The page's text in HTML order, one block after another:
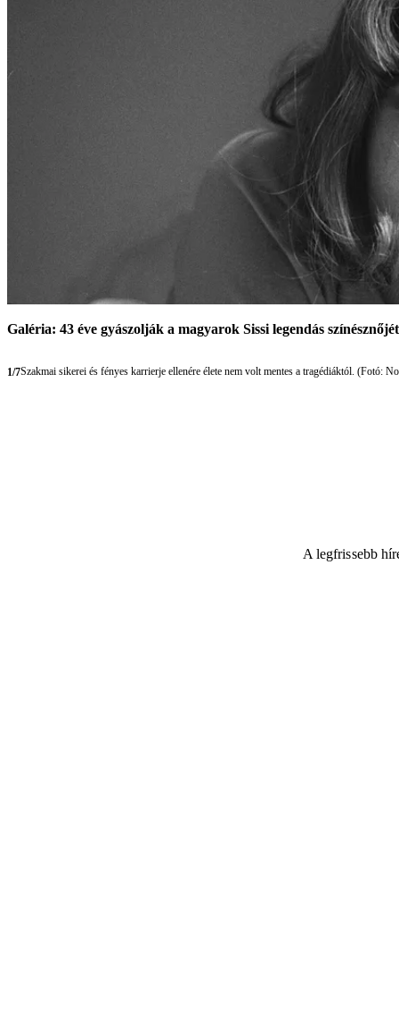
Galéria: 43 éve gyászolják a magyarok Sissi legendás
1/7Szakmai sikerei és fényes karrierje ellenére élete nem volt mentes a tragédiáktól. (Fotó:
A legfrissebb